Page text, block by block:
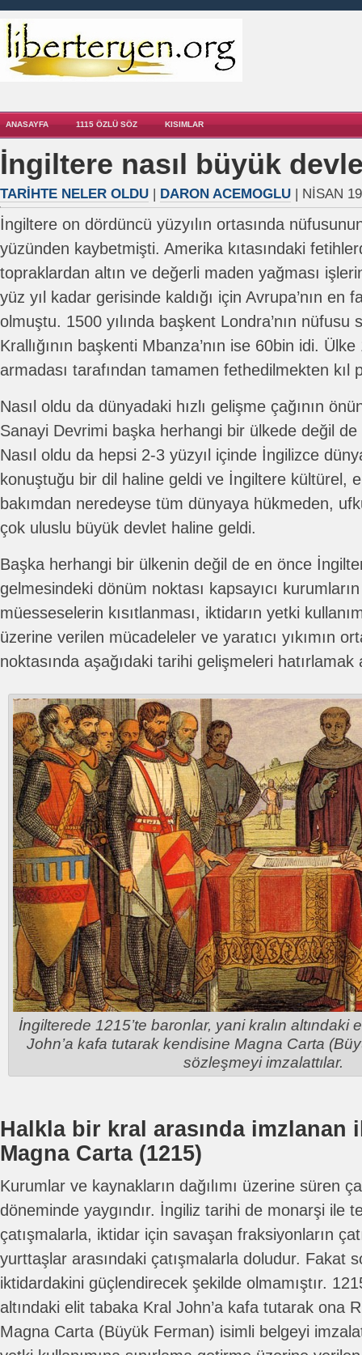
ANASAYFA 1115 ÖZLÜ SÖZ KISIMLAR
İngiltere nasıl büyük
TARIHTE NELER OLDU | DARON ACEMOGLU | NISAN
İngiltere on dördüncü yüzyılın ortasında
yüzünden kaybetmişti. Amerika kıtasındaki
topraklardan altın ve değerli maden yağması
yüz yıl kadar gerisinde kaldığı için Avrupa’nın en
olmuştu. 1500 yılında başkent Londra’nın nüfusu
Krallığının başkenti Mbanza’nın ise 60bin idi.
armadası tarafından tamamen fethedilmekten kıl
Nasıl oldu da dünyadaki hızlı gelişme çağının
Sanayi Devrimi başka herhangi bir ülkede değil de
Nasıl oldu da hepsi 2-3 yüzyıl içinde İngilizce
konuştuğu bir dil haline geldi ve İngiltere kültürel,
bakımdan neredeyse tüm dünyaya hükmeden,
çok uluslu büyük devlet haline geldi.
Başka herhangi bir ülkenin değil de en önce
gelmesindeki dönüm noktası kapsayıcı
müesseselerin kısıtlanması, iktidarın yetki
üzerine verilen mücadeleler ve yaratıcı yıkımın
noktasında aşağıdaki tarihi gelişmeleri hatırlamak
İngilterede 1215’te baronlar, yani kralın altındaki
John’a kafa tutarak kendisine Magna Carta
sözleşmeyi imzalattılar.
Halkla bir kral arasında imzlanan
Magna Carta (1215)
Kurumlar ve kaynakların dağılımı üzerine süren
döneminde yaygındır. İngiliz tarihi de monarşi ile
çatışmalarla, iktidar için savaşan fraksiyonların
yurttaşlar arasındaki çatışmalarla doludur. Fakat
iktidardakini güçlendirecek şekilde olmamıştır.
altındaki elit tabaka Kral John’a kafa tutarak ona
Magna Carta (Büyük Ferman) isimli belgeyi